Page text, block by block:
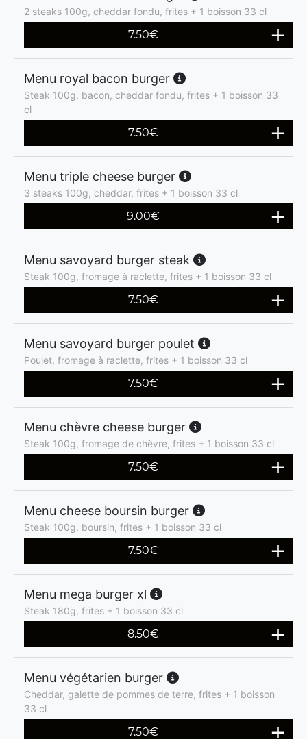
2 steaks 100g, cheddar fondu, frites + 1 boisson 33 cl
7.50€
Menu royal bacon burger
Steak 100g, bacon, cheddar fondu, frites + 1 boisson 33
cl
7.50€
Menu triple cheese burger
3 steaks 100g, cheddar, frites + 1 boisson 33 cl
9.00€
Menu savoyard burger steak
Steak 100g, fromage à raclette, frites + 1 boisson 33 cl
7.50€
Menu savoyard burger poulet
Poulet, fromage à raclette, frites + 1 boisson 33 cl
7.50€
Menu chèvre cheese burger
Steak 100g, fromage de chèvre, frites + 1 boisson 33 cl
7.50€
Menu cheese boursin burger
Steak 100g, boursin, frites + 1 boisson 33 cl
7.50€
Menu mega burger xl
Steak 180g, frites + 1 boisson 33 cl
8.50€
Menu végétarien burger
Cheddar, galette de pommes de terre, frites + 1 boisson
33 cl
7.50€